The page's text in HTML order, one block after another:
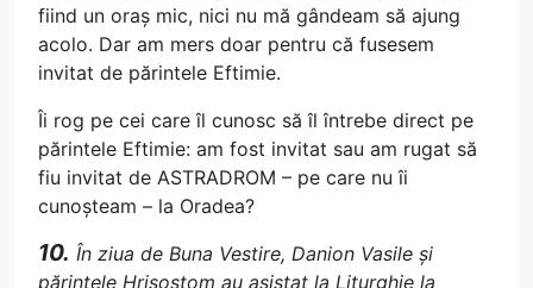
fiind un oraș mic, nici nu mă gândeam să ajung
acolo. Dar am mers doar pentru că fusesem
invitat de părintele Eftimie.
Îi rog pe cei care îl cunosc să îl întrebe direct pe
părintele Eftimie: am fost invitat sau am rugat să
fiu invitat de ASTRADROM – pe care nu îi
cunoșteam – la Oradea?
10. În ziua de Buna Vestire, Danion Vasile și
părintele Hrisostom au asistat la Liturghie la